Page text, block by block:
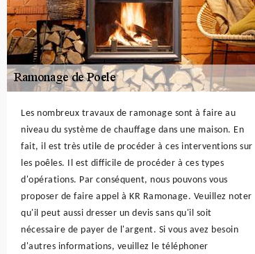
Les nombreux travaux de ramonage sont à faire au
niveau du système de chauffage dans une maison. En
fait, il est très utile de procéder à ces interventions sur
les poêles. Il est difficile de procéder à ces types
d'opérations. Par conséquent, nous pouvons vous
proposer de faire appel à KR Ramonage. Veuillez noter
qu'il peut aussi dresser un devis sans qu'il soit
nécessaire de payer de l'argent. Si vous avez besoin
d'autres informations, veuillez le téléphoner